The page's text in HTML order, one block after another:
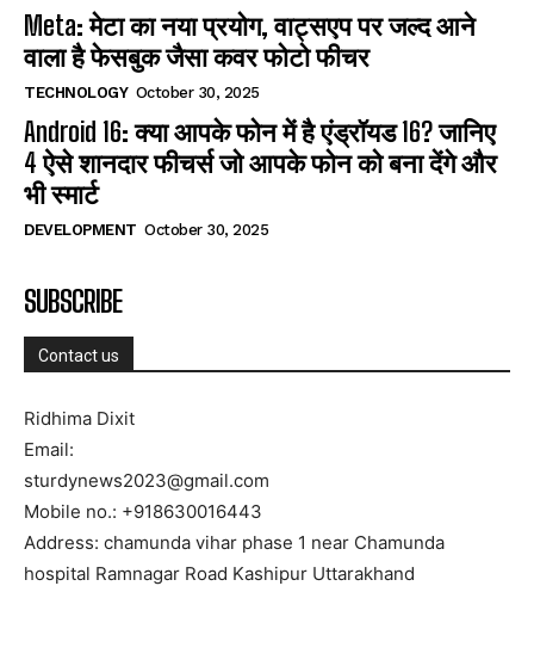
Meta: मेटा का नया प्रयोग, वाट्सएप पर जल्द आने
वाला है फेसबुक जैसा कवर फोटो फीचर
TECHNOLOGY October 30, 2025
Android 16: क्या आपके फोन में है एंड्रॉयड 16? जानिए
4 ऐसे शानदार फीचर्स जो आपके फोन को बना देंगे और
भी स्मार्ट
DEVELOPMENT October 30, 2025
SUBSCRIBE
Contact us
Ridhima Dixit
Email:
sturdynews2023@gmail.com
Mobile no.: +918630016443
Address: chamunda vihar phase 1 near Chamunda
hospital Ramnagar Road Kashipur Uttarakhand